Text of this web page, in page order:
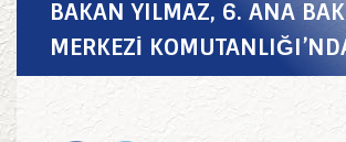
BAKAN YILMAZ, 6. ANA
MERKEZİ